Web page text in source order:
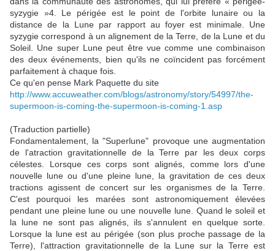
syzygie »4. Le périgée est le point de l'orbite lunaire ou la
distance de la Lune par rapport au foyer est minimale. Une
syzygie correspond à un alignement de la Terre, de la Lune et du
Soleil. Une super Lune peut être vue comme une combinaison
des deux événements, bien qu'ils ne coïncident pas forcément
parfaitement à chaque fois.
Ce qu'en pense Mark Paquette du site
http://www.accuweather.com/blogs/astronomy/story/54997/the-
supermoon-is-coming-the-supermoon-is-coming-1.asp
(Traduction partielle)
Fondamentalement, la "Superlune" provoque une augmentation
de l'atraction gravitationnelle de la Terre par les deux corps
célestes. Lorsque ces corps sont alignés, comme lors d'une
nouvelle lune ou d'une pleine lune, la gravitation de ces deux
tractions agissent de concert sur les organismes de la Terre.
C'est pourquoi les marées sont astronomiquement élevées
pendant une pleine lune ou une nouvelle lune. Quand le soleil et
la lune ne sont pas alignés, ils s'annulent en quelque sorte.
Lorsque la lune est au périgée (son plus proche passage de la
Terre), l'attraction gravitationnelle de la Lune sur la Terre est